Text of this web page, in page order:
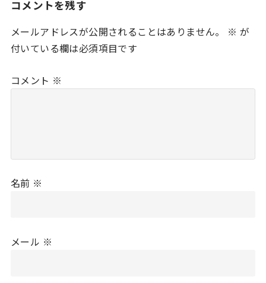
コメントを残す
メールアドレスが公開されることはありません。 ※ が
付いている欄は必須項目です
コメント ※
名前 ※
メール ※